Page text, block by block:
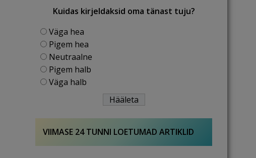
Kuidas kirjeldaksid oma tänast tuju?
Väga hea
Pigem hea
Neutraalne
Pigem halb
Väga halb
VIIMASE 24 TUNNI LOETUMAD ARTIKLID